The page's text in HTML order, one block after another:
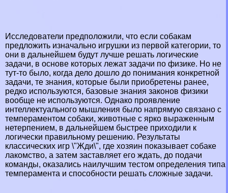
Исследователи предположили, что если собакам
предложить изначально игрушки из первой категории, то
они в дальнейшем будут лучше решать логические
задачи, в основе которых лежат задачи по физике. Но не
тут-то было, когда дело дошло до понимания конкретной
задачи, те знания, которые были приобретены ранее,
редко используются, базовые знания законов физики
вообще не используются. Однако проявление
интеллектуального мышления было напрямую связано с
темпераментом собаки, животные с ярко выраженным
нетерпением, в дальнейшем быстрее приходили к
логически правильному решению. Результаты
классических игр \"Жди\", где хозяин показывает собаке
лакомство, а затем заставляет его ждать, до подачи
комaнды, оказались наилучшим тестом определения типа
темперамента и способности решать сложные задачи.